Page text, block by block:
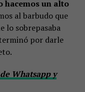
hacemos un alto
al barbudo que
lo sobrepasaba
por darle
Whatsapp y